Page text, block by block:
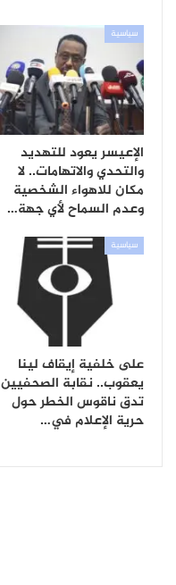
سياسية
الإعيسر يعود للتهديد
والتحدي والاتهامات.. لا
مكان للاهواء الشخصية
وعدم السماح لأي جهة…
سياسية
على خلفية إيقاف لينا
يعقوب.. نقابة الصحفيين
تدق ناقوس الخطر حول
حرية الإعلام في…